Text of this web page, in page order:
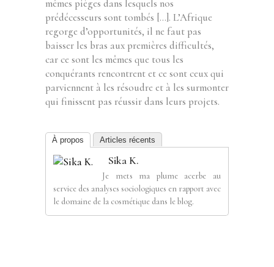
mêmes pièges dans lesquels nos
prédécesseurs sont tombés […]. L’Afrique
regorge d’opportunités, il ne faut pas
baisser les bras aux premières difficultés,
car ce sont les mêmes que tous les
conquérants rencontrent et ce sont ceux qui
parviennent à les résoudre et à les surmonter
qui finissent pas réussir dans leurs projets.
À propos Articles récents
Sika K.
Je mets ma plume acerbe au
service des analyses sociologiques en rapport avec
le domaine de la cosmétique dans le blog.